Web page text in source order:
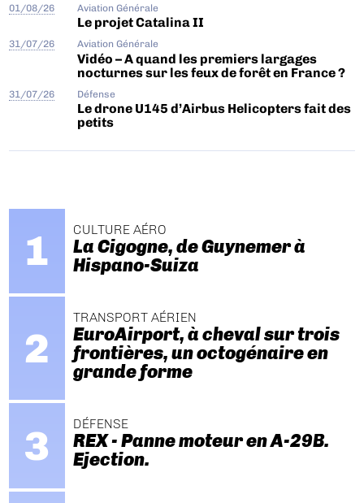
01/08/26 Aviation Générale
Le projet Catalina II
31/07/26 Aviation Générale
Vidéo – A quand les premiers largages
nocturnes sur les feux de forêt en France ?
31/07/26 Défense
Le drone U145 d’Airbus Helicopters fait des
petits
CULTURE AÉRO
La Cigogne, de Guynemer à
Hispano-Suiza
TRANSPORT AÉRIEN
EuroAirport, à cheval sur trois
frontières, un octogénaire en
grande forme
DÉFENSE
REX - Panne moteur en A-29B.
Ejection.